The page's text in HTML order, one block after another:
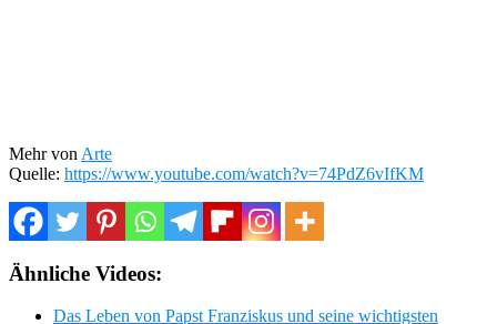
Mehr von Arte
Quelle: https://www.youtube.com/watch?v=74PdZ6vIfKM
Ähnliche Videos:
Das Leben von Papst Franziskus und seine wichtigsten